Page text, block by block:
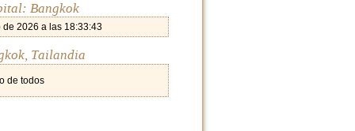
Bangkok
de 2026 a las 18:33:43
Tailandia
de todos